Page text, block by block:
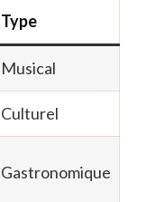
Type
Musical
Culturel
Gastronomique